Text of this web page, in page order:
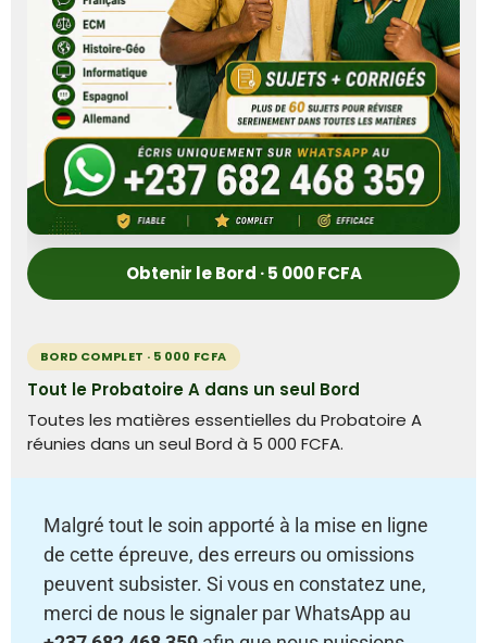
Obtenir le Bord · 5 000 FCFA
BORD COMPLET · 5 000 FCFA
Tout le Probatoire A dans un seul Bord
Toutes les matières essentielles du Probatoire A
réunies dans un seul Bord à 5 000 FCFA.
Malgré tout le soin apporté à la mise en ligne
de cette épreuve, des erreurs ou omissions
peuvent subsister. Si vous en constatez une,
merci de nous le signaler par WhatsApp au